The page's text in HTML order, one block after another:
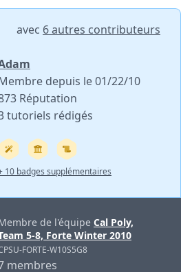
avec 6 autres contributeurs
depuis le 01/22/10
Réputation
tutoriels rédigés
10 badges supplémentaires
de l'équipe Cal Poly,
5-8, Forte Winter 2010
FORTE-W10S5G8
membres